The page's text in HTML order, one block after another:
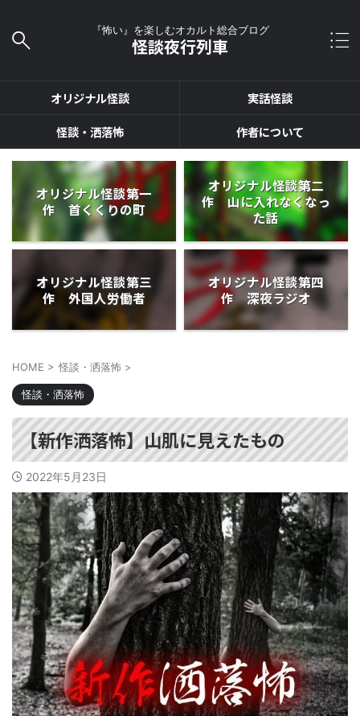
『怖い』を楽しむオカルト総合ブログ
怪談夜行列車
オリジナル怪談
実話怪談
怪談・洒落怖
作者について
オリジナル怪談第一
作 首くくりの町
オリジナル怪談第二
作 山に入れなくなっ
た話
オリジナル怪談第三
作 外国人労働者
オリジナル怪談第四
作 深夜ラジオ
HOME > 怪談・洒落怖 >
怪談・洒落怖
【新作洒落怖】山肌に見えたもの
2022年5月23日